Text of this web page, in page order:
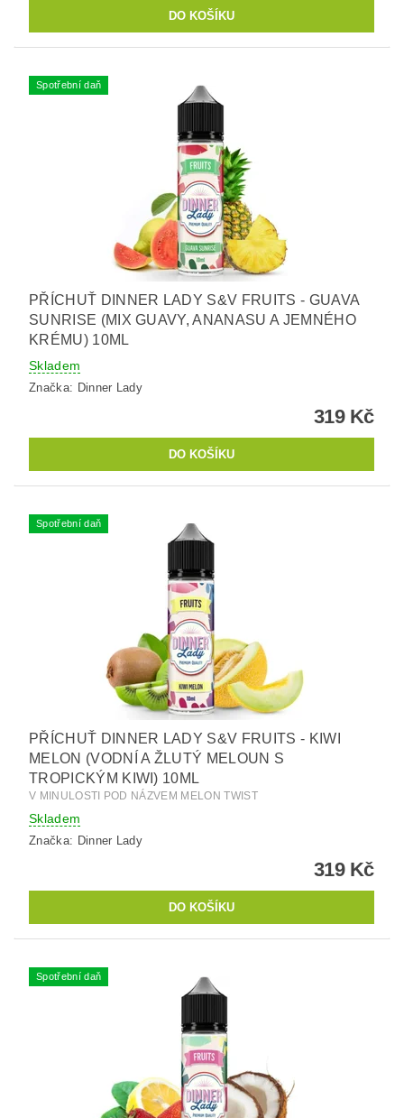
Spotřební daň
PŘÍCHUŤ DINNER LADY S&V FRUITS - GUAVA
SUNRISE (MIX GUAVY, ANANASU A JEMNÉHO
KRÉMU) 10ML
Skladem
Značka: Dinner Lady
319 Kč
Spotřební daň
PŘÍCHUŤ DINNER LADY S&V FRUITS - KIWI
MELON (VODNÍ A ŽLUTÝ MELOUN S
TROPICKÝM KIWI) 10ML
V MINULOSTI POD NÁZVEM MELON TWIST
Skladem
Značka: Dinner Lady
319 Kč
Spotřební daň